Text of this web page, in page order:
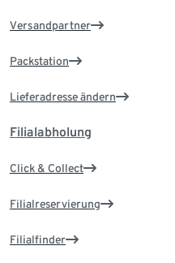
Versandpartner
Packstation
Lieferadresse ändern
Filialabholung
Click & Collect
Filialreservierung
Filialfinder